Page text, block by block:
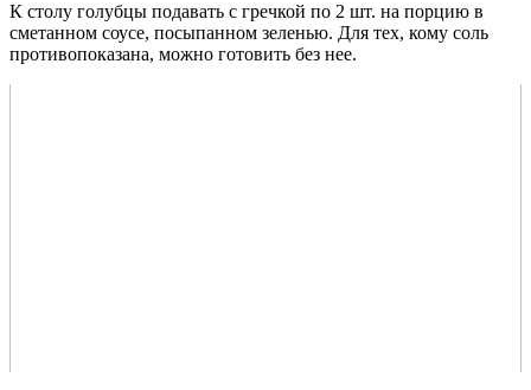
К столу голубцы подавать с гречкой по 2 шт. на порцию в
сметанном соусе, посыпанном зеленью. Для тех, кому соль
противопоказана, можно готовить без нее.